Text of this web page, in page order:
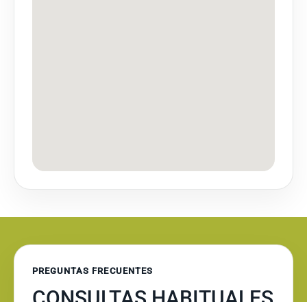
PREGUNTAS FRECUENTES